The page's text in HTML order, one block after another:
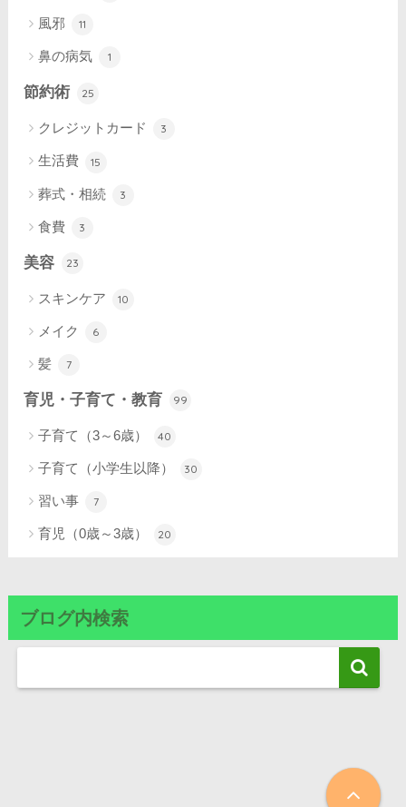
風邪 11
鼻の病気 1
節約術 25
クレジットカード 3
生活費 15
葬式・相続 3
食費 3
美容 23
スキンケア 10
メイク 6
髪 7
育児・子育て・教育 99
子育て（3～6歳） 40
子育て（小学生以降） 30
習い事 7
育児（0歳～3歳） 20
ブログ内検索